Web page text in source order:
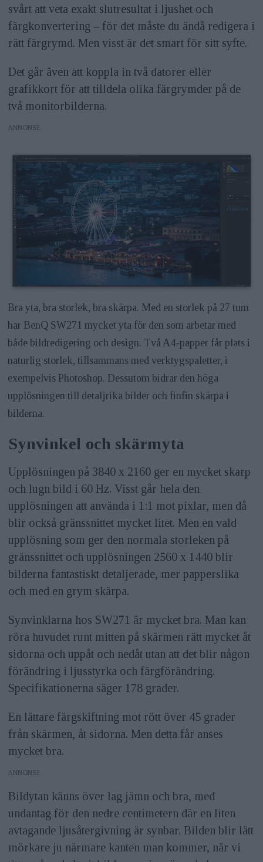
svårt att veta exakt slutresultat i ljushet och
färgkonvertering – för det måste du ändå redigera i
rätt färgrymd. Men visst är det smart för sitt syfte.
Det går även att koppla in två datorer eller
grafikkort för att tilldela olika färgrymder på de
två monitorbilderna.
ANNONS
Bra yta, bra storlek, bra skärpa. Med en storlek på 27 tum
har BenQ SW271 mycket yta för den som arbetar med
både bildredigering och design. Två A4-papper får plats i
naturlig storlek, tillsammans med verktygspaletter, i
exempelvis Photoshop. Dessutom bidrar den höga
upplösningen till detaljrika bilder och finfin skärpa i
bilderna.
Synvinkel och skärmyta
Upplösningen på 3840 x 2160 ger en mycket skarp
och lugn bild i 60 Hz. Visst går hela den
upplösningen att använda i 1:1 mot pixlar, men då
blir också gränssnittet mycket litet. Men en vald
upplösning som ger den normala storleken på
gränssnittet och upplösningen 2560 x 1440 blir
bilderna fantastiskt detaljerade, mer papperslika
och med en grym skärpa.
Synvinklarna hos SW271 är mycket bra. Man kan
röra huvudet runt mitten på skärmen rätt mycket åt
sidorna och uppåt och nedåt utan att det blir någon
förändring i ljusstyrka och färgförändring.
Specifikationerna säger 178 grader.
En lättare färgskiftning mot rött över 45 grader
från skärmen, åt sidorna. Men detta får anses
mycket bra.
ANNONS
Bildytan känns över lag jämn och bra, med
undantag för den nedre centimetern där en liten
avtagande ljusåtergivning är synbar. Bilden blir lätt
mörkare ju närmare kanten man kommer, när vi